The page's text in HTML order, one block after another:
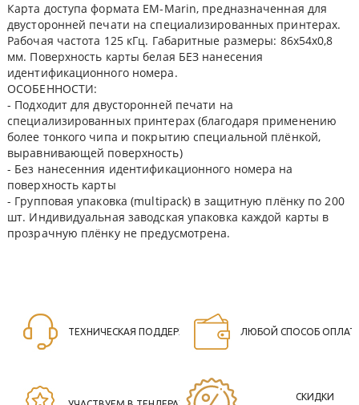
Карта доступа формата EM-Marin, предназначенная для
двусторонней печати на специализированных принтерах.
Рабочая частота 125 кГц. Габаритные размеры: 86x54x0,8
мм. Поверхность карты белая БЕЗ нанесения
идентификационного номера.
ОСОБЕННОСТИ:
- Подходит для двусторонней печати на
специализированных принтерах (благодаря применению
более тонкого чипа и покрытию специальной плёнкой,
выравнивающей поверхность)
- Без нанесенния идентификационного номера на
поверхность карты
- Групповая упаковка (multipack) в защитную плёнку по 200
шт. Индивидуальная заводская упаковка каждой карты в
прозрачную плёнку не предусмотрена.
ТЕХНИЧЕСКАЯ ПОДДЕРЖКА ЛЮБОЙ СПОСОБ
СКИДКИ